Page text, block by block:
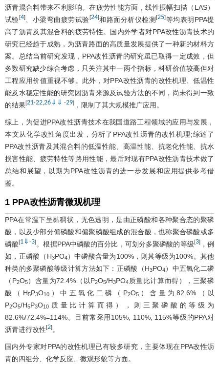
沥青混合料带来不利影响。在疲劳性能方面，线性振幅扫描（LAS）
试验[4]、小梁弯曲疲劳试验[24]和路面分析仪检测[25]等均表明PPA提
高了沥青及其混合料的疲劳特性。国内外学者对PPA改性沥青技术的
研究已经趋于成熟，为沥青路面的高质量发展提供了一种新的材料方
案。总结当前研究发现，PPA改性沥青的研究虽已取得一定成效，但
多数研究缺少综合考虑，只关注其中一两个指标，科研价值较高但对
工程应用价值重视不够。此外，对PPA改性沥青的改性机理、低温性
能及水稳定性能的研究因沥青来源及试验方法的不同，尚未得到一致
的结果[21-22,26 ⇓ ⇓ -29] ，限制了其大规模推广应用。
综上，为促进PPA改性沥青技术在我国道路工程领域的应用与发展，
本文从化学改性角度出发，分析了PPA改性沥青的改性机理;综述了
PPA改性沥青及其混合料的低温性能、高温性能、抗老化性能、抗水
损害性能、疲劳特性等路用性能，最后对现有PPA改性沥青技术做了
总结和展望，以期为PPA改性沥青的进一步发展和应用提供参考借
鉴。
1 PPA改性沥青微观机理
PPA在常温下呈黏稠状，无色透明，是由正磷酸和各种聚合态的聚磷
酸，以及少部分偏磷酸和偏聚磷酸组成的混合酸，也称聚合磷酸或多
磷酸[1 ⇓-3] 。根据PPA中磷酸的百分比，可划分多聚磷酸的等级[3]，例
如，正磷酸（H3PO4 ）中磷酸含量为100%，则其等级为100%。其他
种类的多聚磷酸等级计算方法如下：正磷酸（H3PO4）中五氧化二磷
（P2O5）含量为72.4%（以P2O5/H3PO4 质量比计算而得），三聚磷
酸（H5P3O10）中五氧化二磷（P2O5）含量为82.6%（以
P2O5/H5P3O10 质量比计算而得），则三聚磷酸的等级为
82.6%/72.4%=114%。目前常采用105%, 110%, 115%等级的PPA对
沥青进行改性[2] 。
国内外专家对PPA的改性机理已有较多研究，主要体现在PPA改性沥
青的四组分、化学反应、微观形貌等方面。